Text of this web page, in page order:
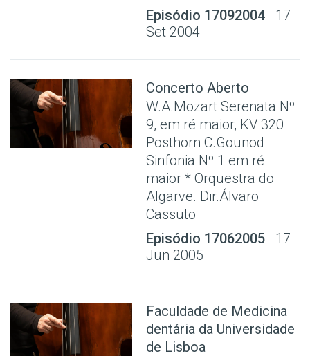
Episódio 17092004
17
Set 2004
Concerto Aberto
W.A.Mozart Serenata Nº
9, em ré maior, KV 320
Posthorn C.Gounod
Sinfonia Nº 1 em ré
maior * Orquestra do
Algarve. Dir.Álvaro
Cassuto
Episódio 17062005
17
Jun 2005
Faculdade de Medicina
dentária da Universidade
de Lisboa